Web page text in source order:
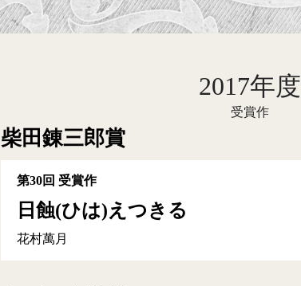
2017年度
受賞作
柴田錬三郎賞
第30回 受賞作
日蝕(ひは)えつきる
花村萬月